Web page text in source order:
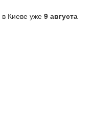
в Киеве уже 9 августа